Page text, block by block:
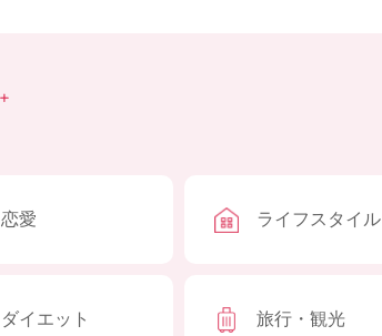
恋愛 ライフスタイル
ダイエット 旅行・観光